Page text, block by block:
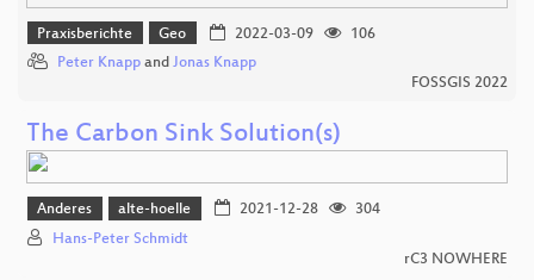
Praxisberichte Geo 2022-03-09
106
Peter Knapp and Jonas Knapp
FOSSGIS 2022
The Carbon Sink Solution(s)
Anderes alte-hoelle 2021-12-28
304
Hans-Peter Schmidt
rC3 NOWHERE